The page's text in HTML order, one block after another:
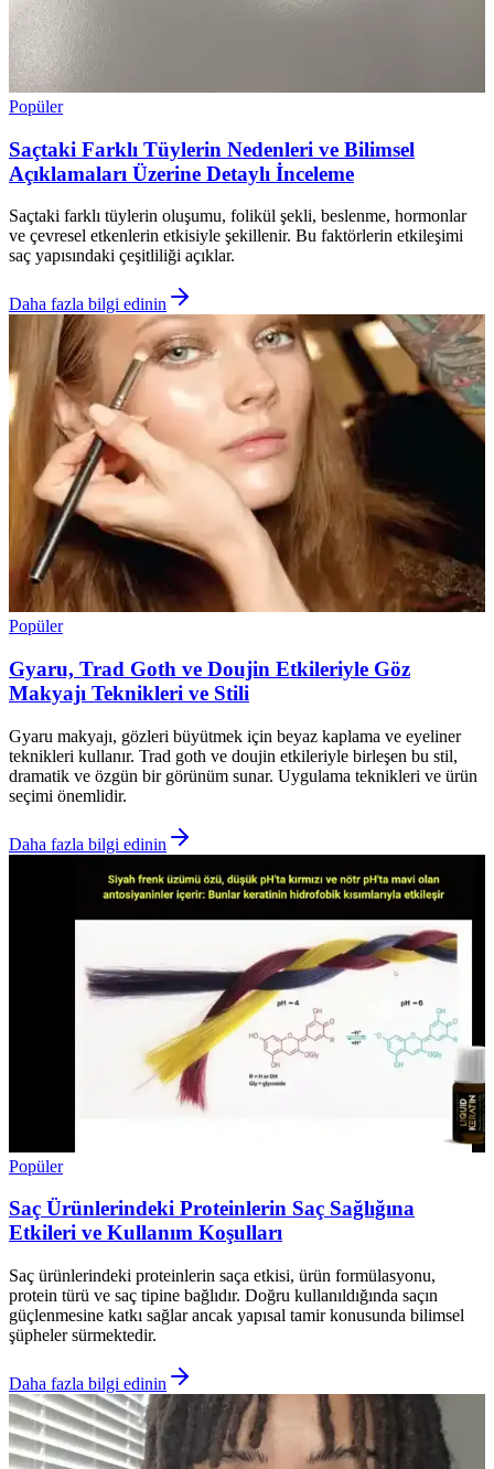
Popüler
Saçtaki Farklı Tüylerin Nedenleri ve Bilimsel
Açıklamaları Üzerine Detaylı İnceleme
Saçtaki farklı tüylerin oluşumu, folikül şekli, beslenme, hormonlar
ve çevresel etkenlerin etkisiyle şekillenir. Bu faktörlerin etkileşimi
saç yapısındaki çeşitliliği açıklar.
Daha fazla bilgi edinin
Popüler
Gyaru, Trad Goth ve Doujin Etkileriyle Göz
Makyajı Teknikleri ve Stili
Gyaru makyajı, gözleri büyütmek için beyaz kaplama ve eyeliner
teknikleri kullanır. Trad goth ve doujin etkileriyle birleşen bu stil,
dramatik ve özgün bir görünüm sunar. Uygulama teknikleri ve ürün
seçimi önemlidir.
Daha fazla bilgi edinin
Popüler
Saç Ürünlerindeki Proteinlerin Saç Sağlığına
Etkileri ve Kullanım Koşulları
Saç ürünlerindeki proteinlerin saça etkisi, ürün formülasyonu,
protein türü ve saç tipine bağlıdır. Doğru kullanıldığında saçın
güçlenmesine katkı sağlar ancak yapısal tamir konusunda bilimsel
şüpheler sürmektedir.
Daha fazla bilgi edinin